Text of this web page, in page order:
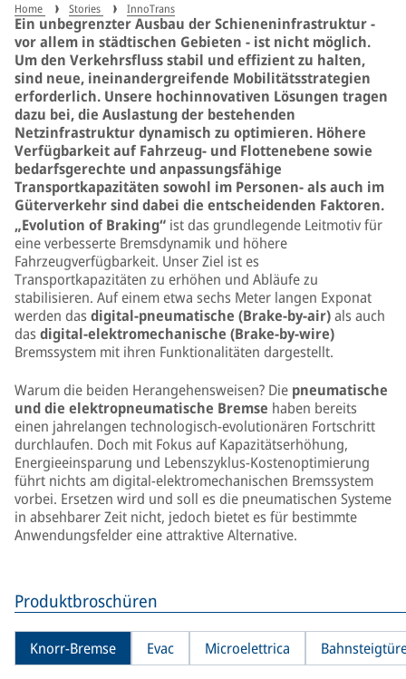
Home Stories InnoTrans
Ein unbegrenzter Ausbau der Schieneninfrastruktur -
vor allem in städtischen Gebieten - ist nicht möglich.
Um den Verkehrsfluss stabil und effizient zu halten,
sind neue, ineinandergreifende Mobilitätsstrategien
erforderlich. Unsere hochinnovativen Lösungen tragen
dazu bei, die Auslastung der bestehenden
Netzinfrastruktur dynamisch zu optimieren. Höhere
Verfügbarkeit auf Fahrzeug- und Flottenebene sowie
bedarfsgerechte und anpassungsfähige
Transportkapazitäten sowohl im Personen- als auch im
Güterverkehr sind dabei die entscheidenden Faktoren.
„Evolution of Braking“ ist das grundlegende Leitmotiv für
eine verbesserte Bremsdynamik und höhere
Fahrzeugverfügbarkeit. Unser Ziel ist es
Transportkapazitäten zu erhöhen und Abläufe zu
stabilisieren. Auf einem etwa sechs Meter langen Exponat
werden das digital-pneumatische (Brake-by-air)als auch
das digital-elektromechanische (Brake-by-wire)
Bremssystem mit ihren Funktionalitäten dargestellt.
Warum die beiden Herangehensweisen? Die pneumatische
und die elektropneumatische Bremse haben bereits
einen jahrelangen technologisch-evolutionären Fortschritt
durchlaufen. Doch mit Fokus auf Kapazitätserhöhung,
Energieeinsparung und Lebenszyklus-Kostenoptimierung
führt nichts am digital-elektromechanischen Bremssystem
vorbei. Ersetzen wird und soll es die pneumatischen Systeme
in absehbarer Zeit nicht, jedoch bietet es für bestimmte
Anwendungsfelder eine attraktive Alternative.
Produktbroschüren
Knorr-Bremse Evac Microelettrica